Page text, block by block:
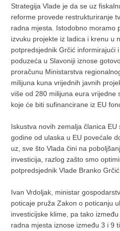
Strategija Vlade je da se uz
reforme provede restrukturiranje
radna mjesta. Istodobno moramo
izvuku projekte iz ladica i krenu u
potpredsjednik Grčić informirajući
poduzeća u Slavoniji iznose
proračunu Ministarstva
milijuna kuna vrijednih javnih
više od 280 milijuna eura vrijedne
koje će biti sufinancirane iz EU
Iskustva novih zemalja članica
godine od ulaska u EU povećale
uz, sve što Vlada čini na
investicija, razlog zašto smo
potpredsjednik Vlade Branko Grčić.
Ivan Vrdoljak, ministar
poticaje pruža Zakon o poticanju
investicijske klime, pa tako
radna mjesta iznose između 3 i 9